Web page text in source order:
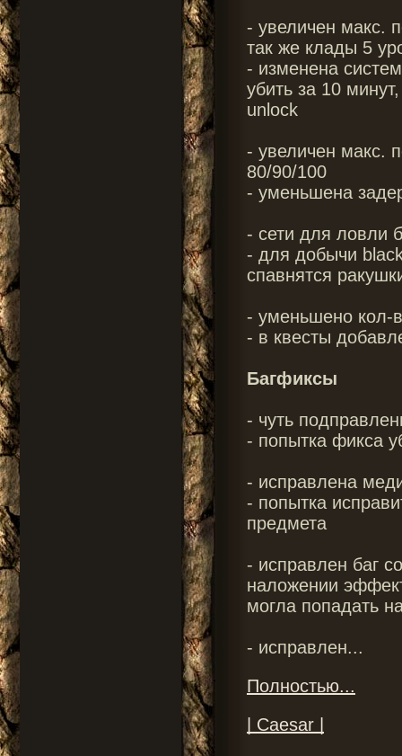
- увеличен макс.
так же клады 5
- изменена
убить за 10
unlock
- увеличен макс.
80/90/100
- уменьшена
- сети для ловли
- для добычи
спавнятся
- уменьшено кол-
- в квесты
Багфиксы
- чуть
- попытка фикса
- исправлена
- попытка
предмета
- исправлен баг
наложении
могла попадать
- исправлен...
Полностью...
| Caesar |